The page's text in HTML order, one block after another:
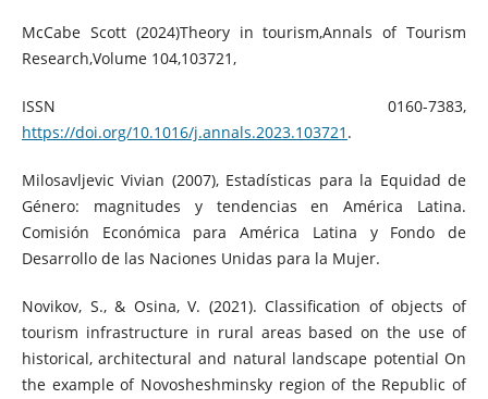
McCabe Scott (2024)Theory in tourism,Annals of Tourism
Research,Volume 104,103721,
ISSN 0160-7383,
https://doi.org/10.1016/j.annals.2023.103721 .
Milosavljevic Vivian (2007), Estadísticas para la Equidad de
Género: magnitudes y tendencias en América Latina.
Comisión Económica para América Latina y Fondo de
Desarrollo de las Naciones Unidas para la Mujer.
Novikov, S., & Osina, V. (2021). Classification of objects of
tourism infrastructure in rural areas based on the use of
historical, architectural and natural landscape potential On
the example of Novosheshminsky region of the Republic of